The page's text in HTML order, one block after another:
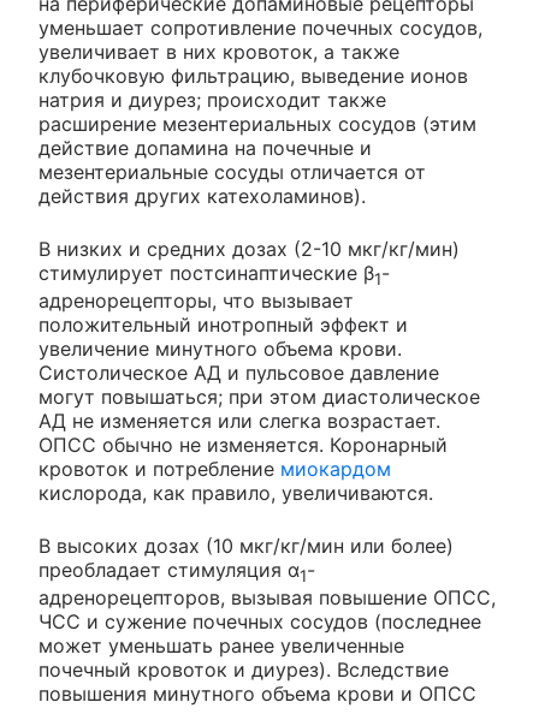
уменьшает сопротивление почечных сосудов,
увеличивает в них кровоток, а также
клубочковую фильтрацию, выведение ионов
натрия и диурез; происходит также
расширение мезентериальных сосудов (этим
действие допамина на почечные и
мезентериальные сосуды отличается от
действия других катехоламинов).
В низких и средних дозах (2-10 мкг/кг/мин)
стимулирует постсинаптические β1-
адренорецепторы, что вызывает
положительный инотропный эффект и
увеличение минутного объема крови.
Систолическое АД и пульсовое давление
могут повышаться; при этом диастолическое
АД не изменяется или слегка возрастает.
ОПСС обычно не изменяется. Коронарный
кровоток и потребление миокардом
кислорода, как правило, увеличиваются.
В высоких дозах (10 мкг/кг/мин или более)
преобладает стимуляция α1-
адренорецепторов, вызывая повышение ОПСС,
ЧСС и сужение почечных сосудов (последнее
может уменьшать ранее увеличенные
почечный кровоток и диурез). Вследствие
повышения минутного объема крови и ОПСС